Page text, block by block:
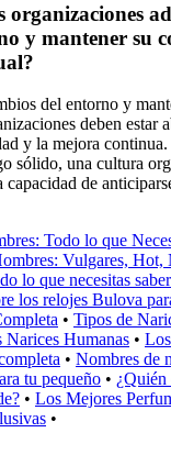
organizaciones
y mantener su
del entorno y
deben estar
y la mejora continua.
sólido, una cultura
de
Todo lo que
Vulgares, Hot,
lo que necesitas
los relojes Bulova
• Tipos de
Narices Humanas •
• Nombres de
tu pequeño • ¿Quién
• Los Mejores
•